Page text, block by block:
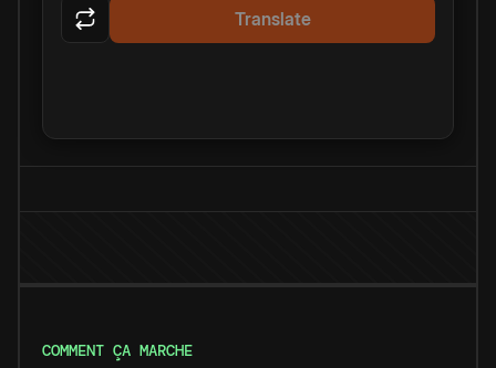
Translate
COMMENT ÇA MARCHE